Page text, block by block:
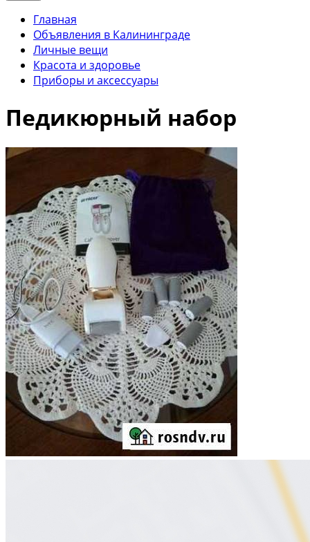
Главная
Объявления в Калининграде
Личные вещи
Красота и здоровье
Приборы и аксессуары
Педикюрный набор